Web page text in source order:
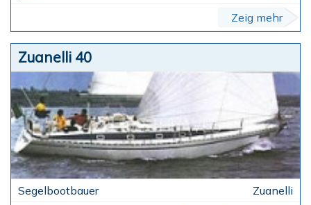
Zeig mehr
Zuanelli 40
Zuanelli